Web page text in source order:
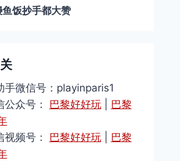
饭抄手都大赞
手微信号：playinparis1
公众号： 巴黎好好玩| 巴黎
视频号： 巴黎好好玩| 巴黎